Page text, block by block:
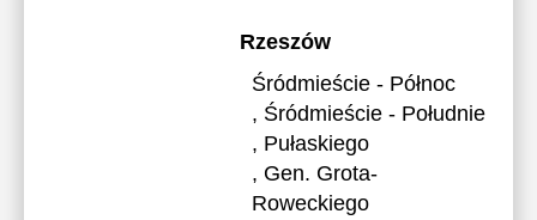
Rzeszów
Śródmieście - Północ
, Śródmieście - Południe
, Pułaskiego
, Gen. Grota-
Roweckiego